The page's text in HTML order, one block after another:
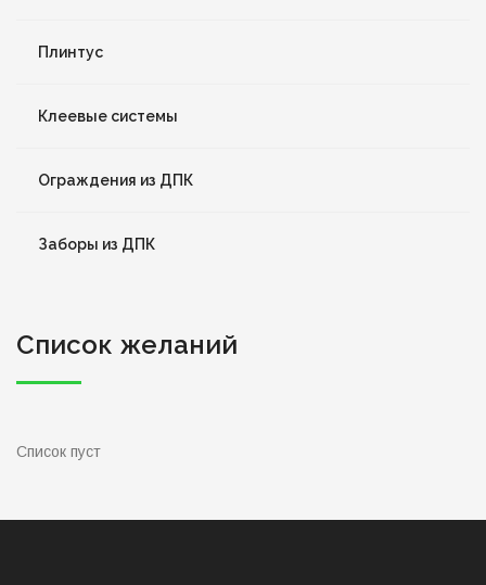
Плинтус
Клеевые системы
Ограждения из ДПК
Заборы из ДПК
Список желаний
Список пуст